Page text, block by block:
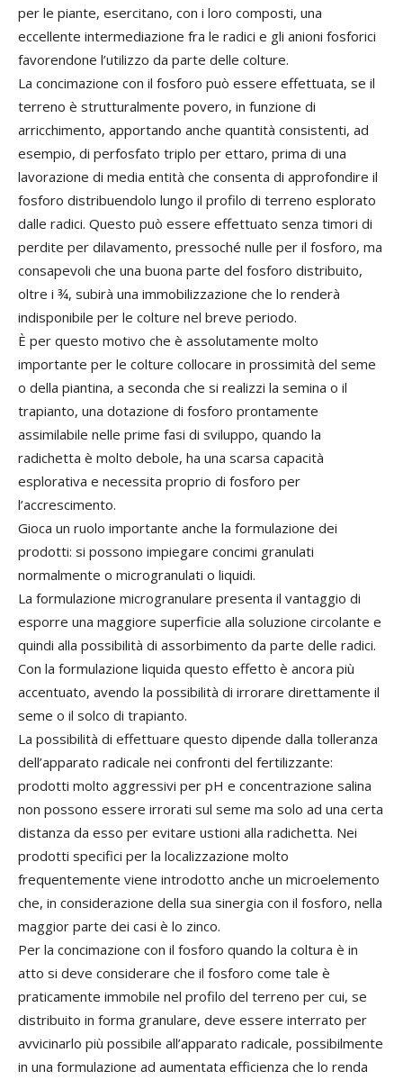
per le piante, esercitano, con i loro composti, una
eccellente intermediazione fra le radici e gli anioni fosforici
favorendone l’utilizzo da parte delle colture.
La concimazione con il fosforo può essere effettuata, se il
terreno è strutturalmente povero, in funzione di
arricchimento, apportando anche quantità consistenti, ad
esempio, di perfosfato triplo per ettaro, prima di una
lavorazione di media entità che consenta di approfondire il
fosforo distribuendolo lungo il profilo di terreno esplorato
dalle radici. Questo può essere effettuato senza timori di
perdite per dilavamento, pressoché nulle per il fosforo, ma
consapevoli che una buona parte del fosforo distribuito,
oltre i ¾, subirà una immobilizzazione che lo renderà
indisponibile per le colture nel breve periodo.
È per questo motivo che è assolutamente molto
importante per le colture collocare in prossimità del seme
o della piantina, a seconda che si realizzi la semina o il
trapianto, una dotazione di fosforo prontamente
assimilabile nelle prime fasi di sviluppo, quando la
radichetta è molto debole, ha una scarsa capacità
esplorativa e necessita proprio di fosforo per
l’accrescimento.
Gioca un ruolo importante anche la formulazione dei
prodotti: si possono impiegare concimi granulati
normalmente o microgranulati o liquidi.
La formulazione microgranulare presenta il vantaggio di
esporre una maggiore superficie alla soluzione circolante e
quindi alla possibilità di assorbimento da parte delle radici.
Con la formulazione liquida questo effetto è ancora più
accentuato, avendo la possibilità di irrorare direttamente il
seme o il solco di trapianto.
La possibilità di effettuare questo dipende dalla tolleranza
dell’apparato radicale nei confronti del fertilizzante:
prodotti molto aggressivi per pH e concentrazione salina
non possono essere irrorati sul seme ma solo ad una certa
distanza da esso per evitare ustioni alla radichetta. Nei
prodotti specifici per la localizzazione molto
frequentemente viene introdotto anche un microelemento
che, in considerazione della sua sinergia con il fosforo, nella
maggior parte dei casi è lo zinco.
Per la concimazione con il fosforo quando la coltura è in
atto si deve considerare che il fosforo come tale è
praticamente immobile nel profilo del terreno per cui, se
distribuito in forma granulare, deve essere interrato per
avvicinarlo più possibile all’apparato radicale, possibilmente
in una formulazione ad aumentata efficienza che lo renda